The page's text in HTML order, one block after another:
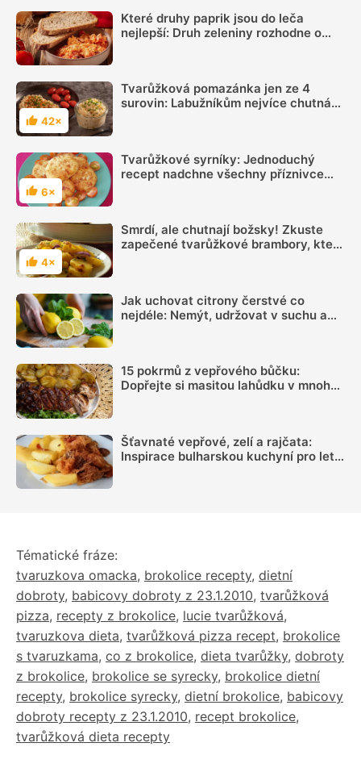
Které druhy paprik jsou do leča
nejlepší: Druh zeleniny rozhodne o
Hodnocení
42×
Tvarůžková pomazánka jen ze 4
surovin: Labužníkům nejvíce chutná
Hodnocení
6×
Tvarůžkové syrníky: Jednoduchý
recept nadchne všechny příznivce
Hodnocení
4×
Smrdí, ale chutnají božsky! Zkuste
zapečené tvarůžkové brambory, které
Jak uchovat citrony čerstvé co
nejdéle: Nemýt, udržovat v suchu a
15 pokrmů z vepřového bůčku:
Dopřejte si masitou lahůdku v mnoha
Šťavnaté vepřové, zelí a rajčata:
Inspirace bulharskou kuchyní pro letní
Tématické fráze:
tvaruzkova omacka, brokolice recepty, dietní
dobroty, babicovy dobroty z 23.1.2010, tvarůžková
pizza, recepty z brokolice, lucie tvarůžková,
tvaruzkova dieta, tvarůžková pizza recept, brokolice
s tvaruzkama, co z brokolice, dieta tvarůžky, dobroty
z brokolice, brokolice se syrecky, brokolice dietní
recepty, brokolice syrecky, dietní brokolice, babicovy
dobroty recepty z 23.1.2010, recept brokolice,
tvarůžková dieta recepty